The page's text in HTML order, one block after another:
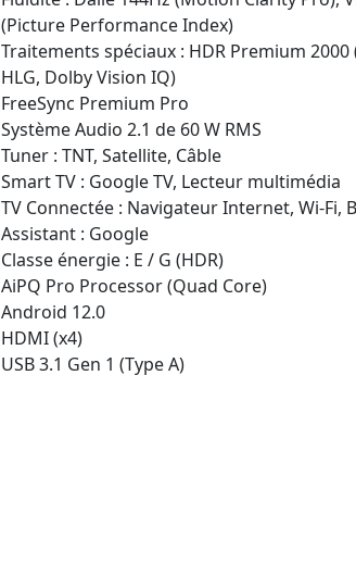
(Picture Performance Index)
Traitements spéciaux : HDR Premium 2000
HLG, Dolby Vision IQ)
FreeSync Premium Pro
Système Audio 2.1 de 60 W RMS
Tuner : TNT, Satellite, Câble
Smart TV : Google TV, Lecteur multimédia
TV Connectée : Navigateur Internet, Wi-Fi,
Assistant : Google
Classe énergie : E / G (HDR)
AiPQ Pro Processor (Quad Core)
Android 12.0
HDMI (x4)
USB 3.1 Gen 1 (Type A)